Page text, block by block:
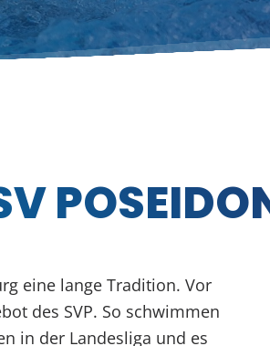
eine lange Tradition. Vor
des SVP. So schwimmen
in der Landesliga und es